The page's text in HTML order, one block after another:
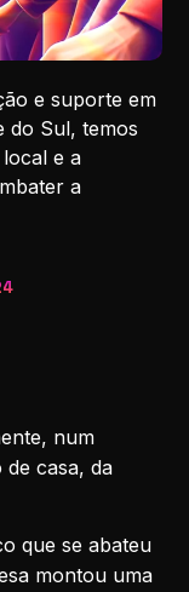
e suporte em
do Sul, temos
e a
a
num
casa, da
que se abateu
montou uma